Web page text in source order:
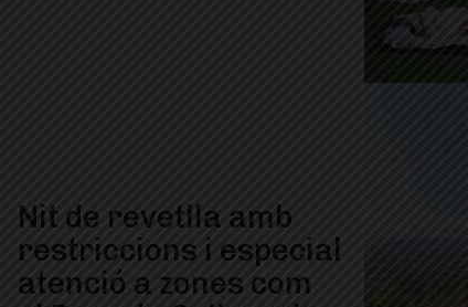
Nit de revetlla amb
restriccions i especial
atenció a zones com